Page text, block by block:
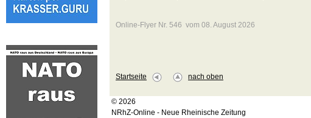
Online-Flyer Nr. 546 vom 08. August 2026
Startseite nach oben
© 2026
NRhZ-Online - Neue Rheinische Zeitung